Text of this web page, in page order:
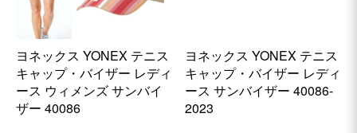
ヨネックス YONEX テニス
キャップ・バイザー レディ
ース ウィメンズ サンバイ
ザー 40086
ヨネックス YONEX テニス
キャップ・バイザー レディ
ース サンバイザー 40086-
2023